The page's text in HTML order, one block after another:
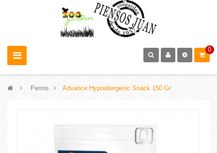
0
> Perros > Advance Hypoallergenic Snack 150 Gr